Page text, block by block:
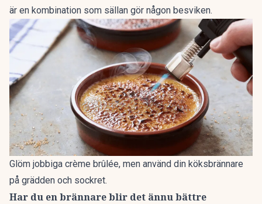
är en kombination som sällan gör någon besviken.
Glöm jobbiga crème brûlée, men använd din köksbrännare
på grädden och sockret.
Har du en brännare blir det ännu bättre